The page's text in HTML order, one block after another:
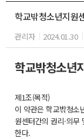
학교밖청소년지원
관리자 2024.01.30
학교밖청소년
제1조(목적)
이 약관은 학교밖청소
원센터간의 권리·의
한다.